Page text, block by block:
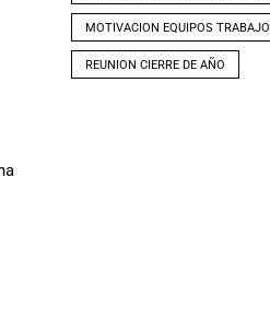
MOTIVACION EQUIPOS TRABAJO
REUNION CIERRE DE AÑO